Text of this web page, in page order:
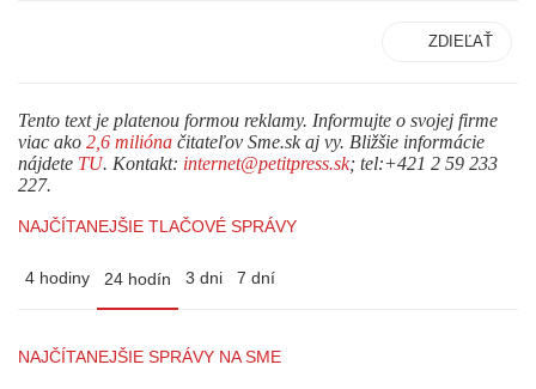
ZDIEĽAŤ
Tento text je platenou formou reklamy. Informujte o svojej firme
viac ako 2,6 milióna čitateľov Sme.sk aj vy. Bližšie informácie
nájdete TU. Kontakt: internet@petitpress.sk; tel:+421 2 59 233
227.
NAJČÍTANEJŠIE TLAČOVÉ SPRÁVY
4 hodiny 24 hodín 3 dni 7 dní
NAJČÍTANEJŠIE SPRÁVY NA SME